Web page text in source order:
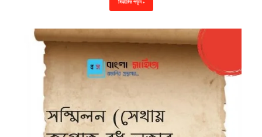
বিস্তারিত পড়ুন »